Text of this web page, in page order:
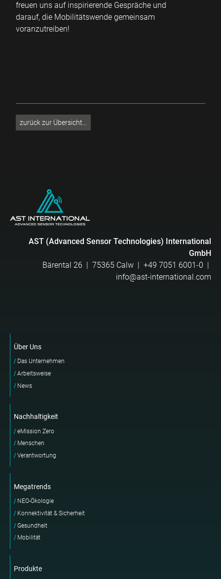
freuen uns auf inspirierende Gespräche und
darauf, die Mobilitätswende gemeinsam
voranzutreiben!
zurück zur Übersicht...
AST (Advanced Sensor Technologies) International
GmbH
Bärental 26 | 75365 Calw | +49 7051 6001-0
info@ast-international.com
Über Uns
Das Unternehmen
Arbeitsweise
News
Nachhaltigkeit
eMission Zero
Menschen
Verantwortung
Megatrends
NEO-Ökologie
Konnektivität & Sicherheit
Gesundheit
Mobilität
Produkte